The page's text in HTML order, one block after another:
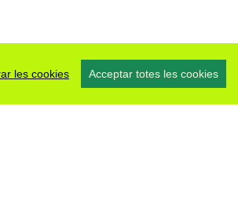
les cookies Acceptar totes les cookies